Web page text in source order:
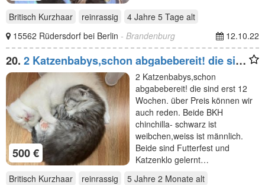
Britisch Kurzhaar reinrassig 4 Jahre 5 Tage alt
15562 Rüdersdorf bei Berlin - Brandenburg 12.10.22
20. 2 Katzenbabys,schon abgabebereit! die sind
erst 12
500 €
2 Katzenbabys,schon
abgabebereit! die sind erst 12
Wochen. über Preis können wir
auch reden. Beide BKH
chinchilla- schwarz ist
weibchen,weiss ist männlich.
Beide sind Futterfest und
Katzenklo gelernt…
Britisch Kurzhaar
reinrassig 5 Jahre 2 Monate alt